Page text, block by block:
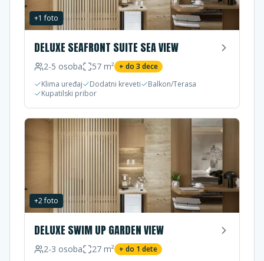
+1 foto
DELUXE SEAFRONT SUITE SEA VIEW
2-5 osoba 57 m² + do 3 dece
Klima uređaj
Dodatni kreveti
Balkon/Terasa
Kupatilski pribor
+2foto
DELUXE SWIM UP GARDEN VIEW
2-3 osoba 27 m² + do 1 dete